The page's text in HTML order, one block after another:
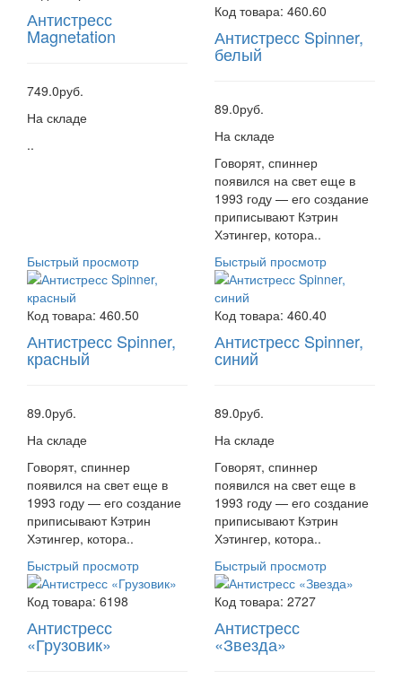
Антистресс
Magnetation
749.0руб.
На складе
..
Код товара: 460.60
Антистресс Spinner,
белый
89.0руб.
На складе
Говорят, спиннер
появился на свет еще в
1993 году — его создание
приписывают Кэтрин
Хэтингер, котора..
Быстрый просмотр
Код товара: 460.50
Антистресс Spinner,
красный
89.0руб.
На складе
Говорят, спиннер
появился на свет еще в
1993 году — его создание
приписывают Кэтрин
Хэтингер, котора..
Быстрый просмотр
Код товара: 460.40
Антистресс Spinner,
синий
89.0руб.
На складе
Говорят, спиннер
появился на свет еще в
1993 году — его создание
приписывают Кэтрин
Хэтингер, котора..
Быстрый просмотр
Код товара: 6198
Антистресс
«Грузовик»
Быстрый просмотр
Код товара: 2727
Антистресс
«Звезда»